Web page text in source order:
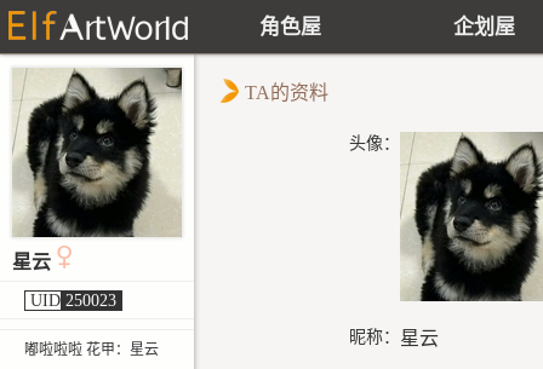
角色屋 企划屋
星云
UID 250023
嘟啦啦啦 花甲：星云
TA的资料
头像：
昵称： 星云